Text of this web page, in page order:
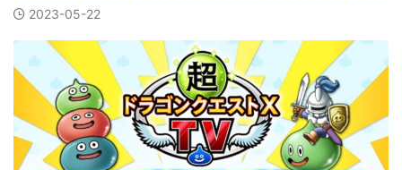
2023-05-22